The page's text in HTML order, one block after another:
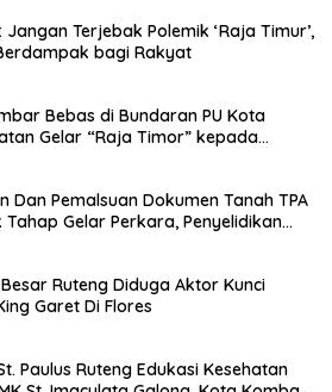
Terjebak Polemik ‘Raja Timur’,
bagi Rakyat
Bebas di Bundaran PU Kota
Gelar “Raja Timor” kepada
Dan Pemalsuan Dokumen Tanah TPA
Gelar Perkara, Penyelidikan
Ruteng Diduga Aktor Kunci
Garet Di Flores
Paulus Ruteng Edukasi Kesehatan